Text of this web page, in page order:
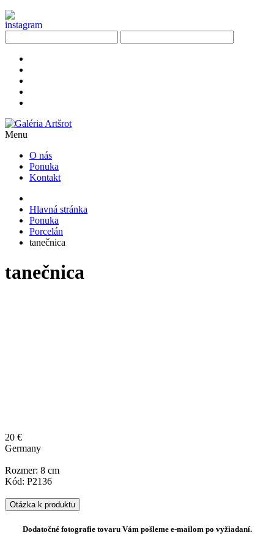
Menu
O nás
Ponuka
Kontakt
Hlavná stránka
Ponuka
Porcelán
tanečnica
tanečnica
20 €
Germany
Rozmer: 8 cm
Kód: P2136
Otázka k produktu
Dodatočné fotografie tovaru Vám pošleme e-mailom po vyžiadaní.